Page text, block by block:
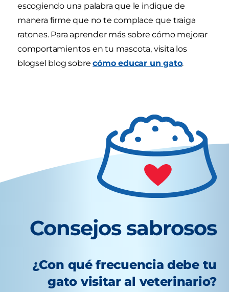
escogiendo una palabra que le indique de
manera firme que no te complace que traiga
ratones. Para aprender más sobre cómo mejorar
comportamientos en tu mascota, visita los
blogsel blog sobrecómo educar un gato.
Consejos sabrosos
¿Con qué frecuencia debe tu
gato visitar al veterinario?